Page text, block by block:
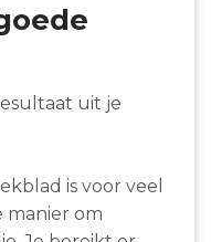
uit je
is voor veel
manier om